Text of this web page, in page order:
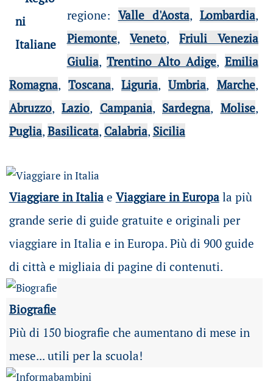
regione: Valle d'Aosta, Lombardia,
Piemonte, Veneto,Friuli Venezia
Giulia,Trentino Alto Adige, Emilia
Romagna, Toscana,Liguria,Umbria, Marche,
Abruzzo,Lazio, Campania, Sardegna, Molise,
Puglia, Basilicata, Calabria, Sicilia
Viaggiare in Italiae Viaggiare in Europala più
grande serie di guide gratuite e originali per
viaggiare in Italia e in Europa. Più di 900 guide
di città e migliaia di pagine di contenuti.
Biografie
Più di 150 biografie che aumentano di mese in
mese... utili per la scuola!